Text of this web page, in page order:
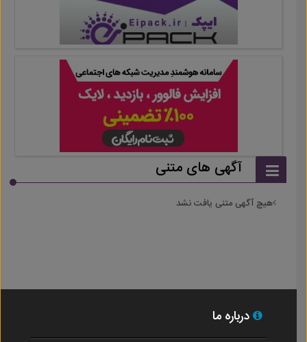
آگهی های متنی
هیچ آگهی متنی یافت نشد
درباره ما